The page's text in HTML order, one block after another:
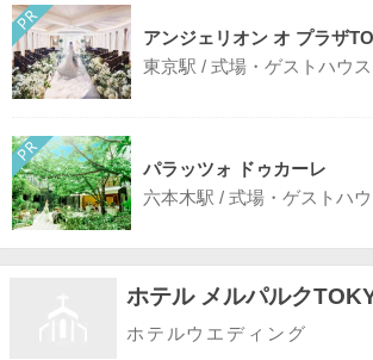
アンジェリオン オ プラザ
東京駅 / 式場・ゲストハウス
パラッツォ ドゥカーレ
六本木駅 / 式場・ゲストハウ
ホテル メルパルク
ホテルウエディング